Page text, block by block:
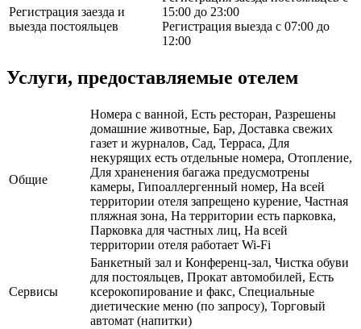
Регистрация заезда и
выезда постояльцев
15:00 до 23:00
Регистрация выезда с 07:00 до
12:00
Услуги, предоставляемые отелем
Общие
Номера с ванной, Есть ресторан, Разрешены
домашние животные, Бар, Доставка свежих
газет и журналов, Сад, Терраса, Для
некурящих есть отдельные номера, Отопление,
Для храненения багажа предусмотрены
камеры, Гипоаллергенный номер, На всей
территории отеля запрещено курение, Частная
пляжная зона, На территории есть парковка,
Парковка для частных лиц, На всей
территории отеля работает Wi-Fi
Сервисы
Банкетный зал и Конференц-зал, Чистка обуви
для постояльцев, Прокат автомобилей, Есть
ксерокопирование и факс, Специальные
диетические меню (по запросу), Торговый
автомат (напитки)